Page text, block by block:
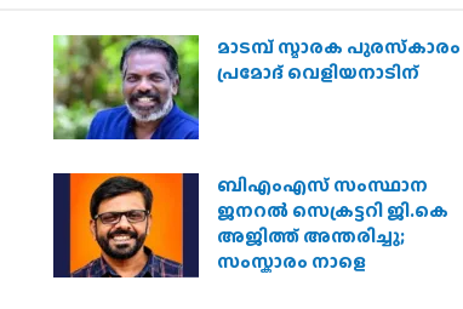
മാടമ്പ് സ്മാരക പുരസ്‌കാരം
പ്രമോദ് വെളിയനാടിന്
ബിഎംഎസ് സംസ്ഥാന
ജനറൽ സെക്രട്ടറി ജി.കെ
അജിത്ത് അന്തരിച്ചു;
സംസ്കാരം നാളെ